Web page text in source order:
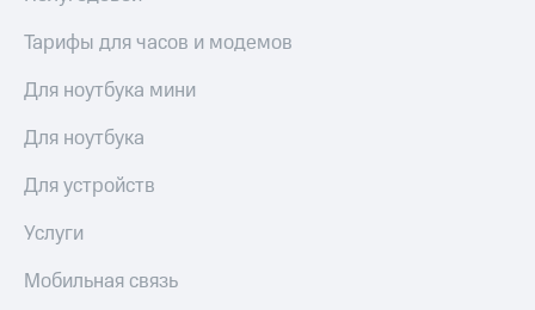
Тарифы для часов и модемов
Для ноутбука мини
Для ноутбука
Для устройств
Услуги
Мобильная связь